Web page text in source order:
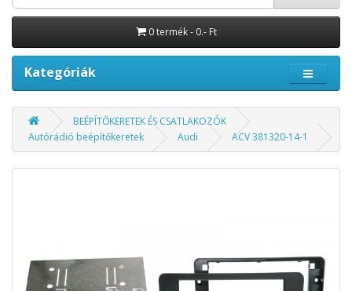
0 termék - 0.- Ft
Kategóriák
BEÉPÍTŐKERETEK ÉS CSATLAKOZÓK
Autórádió beépítőkeretek
Audi ACV 381320-14-1